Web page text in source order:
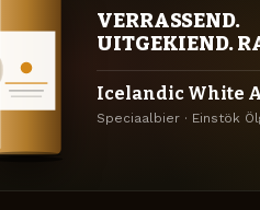
VERRASSEND.
UITGEKIEND.
Icelandic White
Speciaalbier · Einstök